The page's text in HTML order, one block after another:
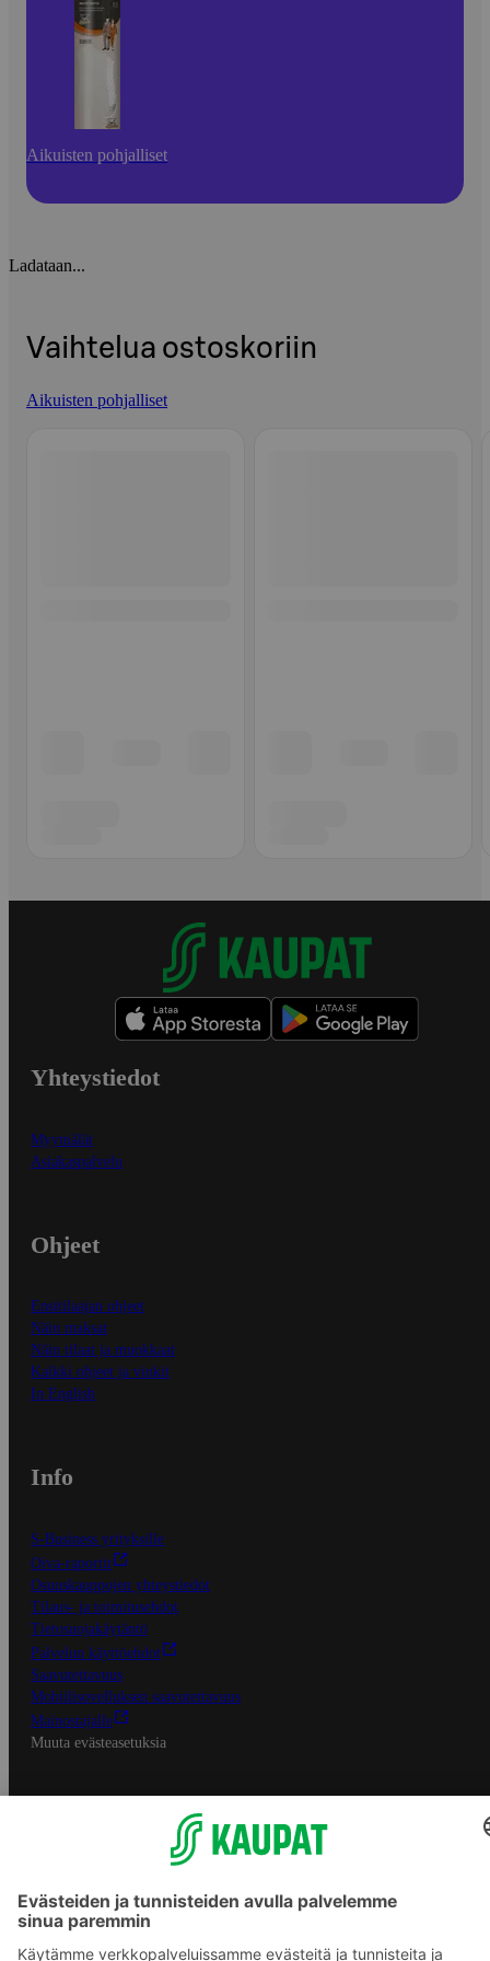
Aikuisten pohjalliset
Ladataan...
Vaihtelua ostoskoriin
Aikuisten pohjalliset
Yhteystiedot
Myymälät
Asiakaspalvelu
Ohjeet
Ensitilaajan ohjeet
Näin maksat
Näin tilaat ja muokkaat
Kaikki ohjeet ja vinkit
In English
Info
S-Business yrityksille
Oiva-raportit
Osuuskauppojen yhteystiedot
Tilaus- ja toimitusehdot
Tietosuojakäytäntö
Palvelun käyttöehdot
Saavutettavuus
Mobiilisovelluksen saavutettavuus
Mainostajalle
Muuta evästeasetuksia
S-ryhmän palvelut
Asiakasomistajuus